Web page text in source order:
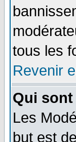
tous les
Revenir
Qui sont
Les
but est